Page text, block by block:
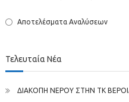
Αποτελέσματα Αναλύσεων
Τελευταία Νέα
ΔΙΑΚΟΠΗ ΝΕΡΟΥ ΣΤΗΝ ΤΚ